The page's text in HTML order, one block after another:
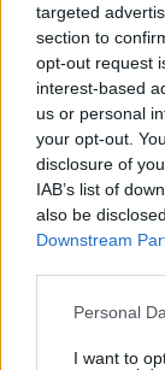
targeted
section to
opt-out request
interest-based
us or personal
your opt-out.
disclosure of
IAB’s list of
also be
Downstream
Personal
I want to